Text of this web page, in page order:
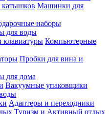
Машинки для
наборы
для воды
Компьютерные
Пробки для вина и
для дома
Вакуумные упаковщики
Адаптеры и переходники
Туризм и Активный отдых